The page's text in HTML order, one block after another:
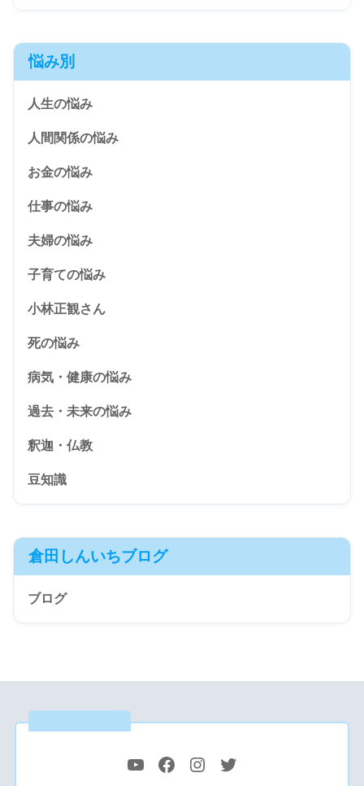
悩み別
人生の悩み
人間関係の悩み
お金の悩み
仕事の悩み
夫婦の悩み
子育ての悩み
小林正観さん
死の悩み
病気・健康の悩み
過去・未来の悩み
釈迦・仏教
豆知識
倉田しんいちブログ
ブログ